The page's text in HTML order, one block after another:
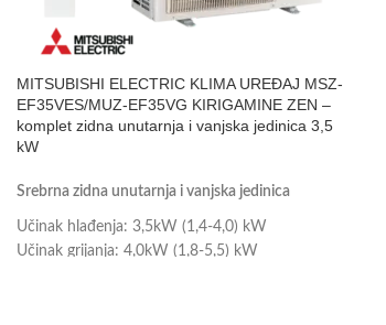
MITSUBISHI ELECTRIC KLIMA UREĐAJ MSZ-
EF35VES/MUZ-EF35VG KIRIGAMINE ZEN –
komplet zidna unutarnja i vanjska jedinica 3,5
kW
Srebrna zidna unutarnja i vanjska jedinica
Učinak hlađenja: 3,5kW (1,4-4,0) kW
Učinak grijanja: 4,0kW (1,8-5,5) kW